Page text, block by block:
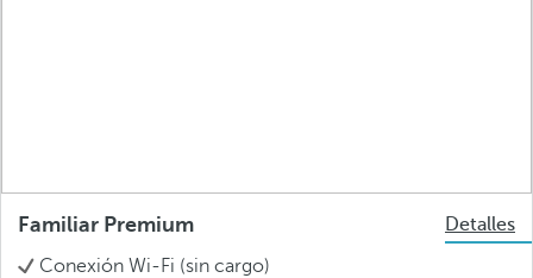
Familiar Premium
Detalles
Conexión Wi-Fi (sin cargo)